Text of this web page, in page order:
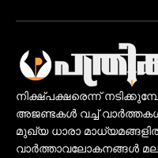
നിക്ഷ്പക്ഷരെന്ന്
അജണ്ടകൾ വച്ച്
മുഖ്യ ധാരാ
വാർത്താവലോകനങ്ങൾ